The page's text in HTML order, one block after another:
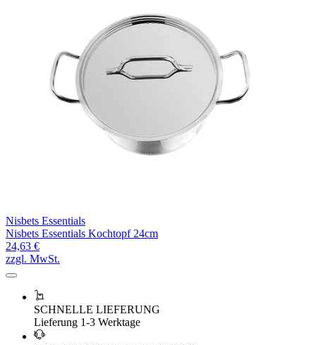
Nisbets Essentials
Nisbets Essentials Kochtopf 24cm
24,63 €
zzgl. MwSt.
SCHNELLE LIEFERUNG
Lieferung 1-3 Werktage